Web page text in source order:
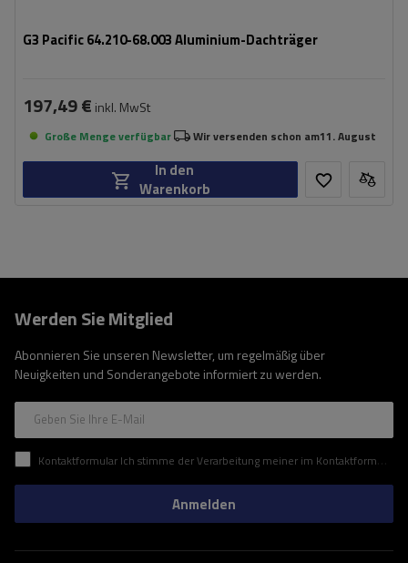
G3 Pacific 64.210-68.003 Aluminium-Dachträger
197,49 € inkl. MwSt
Große Menge verfügbar Wir versenden schon am11. August
In den
Warenkorb
Werden Sie Mitglied
Abonnieren Sie unseren Newsletter, um regelmäßig über
Neuigkeiten und Sonderangebote informiert zu werden.
Geben Sie Ihre E-Mail
Kontaktformular Ich stimme der Verarbeitung meiner im Kontaktformular enthaltenen personenbezogenen Daten gemäß der Verordnung (EU) des Europäischen Parlaments und des Rates zu.
Anmelden